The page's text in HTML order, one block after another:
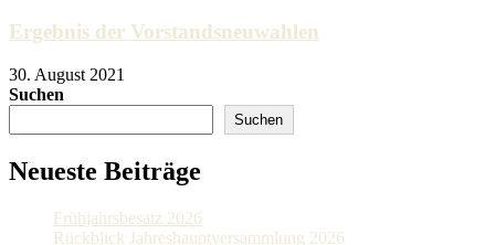
Ergebnis der Vorstandsneuwahlen
30. August 2021
Suchen
Suchen
Neueste Beiträge
Frühjahrsbesatz 2026
Rückblick Jahreshauptversammlung 2026